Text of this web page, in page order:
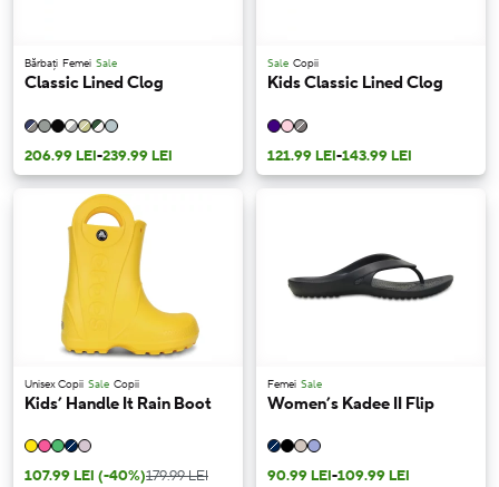
Bărbați Femei Sale
Classic Lined Clog
206.99 LEI-239.99 LEI
Sale Copii
Kids Classic Lined Clog
121.99 LEI-143.99 LEI
Unisex Copii Sale Copii
Kids’ Handle It Rain Boot
107.99 LEI (-40%)179.99 LEI
Femei Sale
Women’s Kadee II Flip
90.99 LEI-109.99 LEI